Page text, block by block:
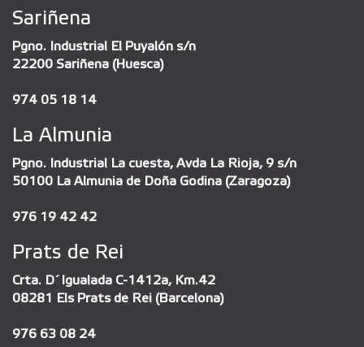
Sariñena
Pgno. Industrial El Puyalón s/n
22200 Sariñena (Huesca)
974 05 18 14
La Almunia
Pgno. Industrial La cuesta, Avda La Rioja, 9 s/n
50100 La Almunia de Doña Godina (Zaragoza)
976 19 42 42
Prats de Rei
Crta. D´Igualada C-1412a, Km.42
08281 Els Prats de Rei (Barcelona)
976 63 08 24